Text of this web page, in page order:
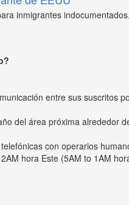
inmigrantes
entre sus suscritos
del área próxima alrededor
con operarios
hora Este (5AM to 1AM